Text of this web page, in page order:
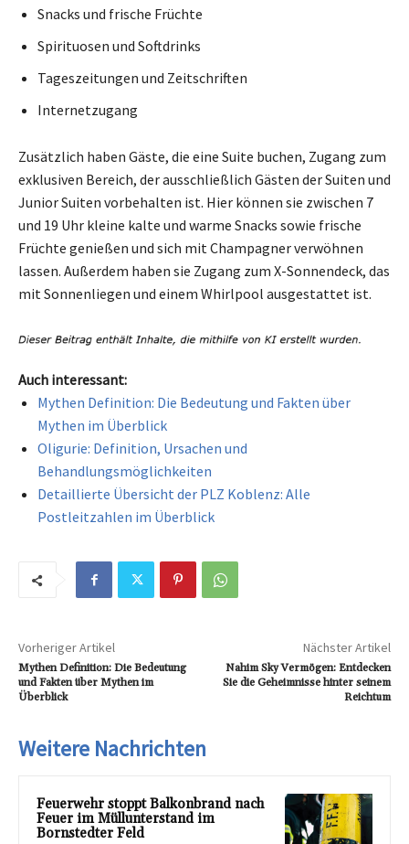
Snacks und frische Früchte
Spirituosen und Softdrinks
Tageszeitungen und Zeitschriften
Internetzugang
Zusätzlich haben Gäste, die eine Suite buchen, Zugang zum
exklusiven Bereich, der ausschließlich Gästen der Suiten und
Junior Suiten vorbehalten ist. Hier können sie zwischen 7
und 19 Uhr kleine kalte und warme Snacks sowie frische
Früchte genießen und sich mit Champagner verwöhnen
lassen. Außerdem haben sie Zugang zum X-Sonnendeck, das
mit Sonnenliegen und einem Whirlpool ausgestattet ist.
Auch interessant:
Mythen Definition: Die Bedeutung und Fakten über
Mythen im Überblick
Oligurie: Definition, Ursachen und
Behandlungsmöglichkeiten
Detaillierte Übersicht der PLZ Koblenz: Alle
Postleitzahlen im Überblick
Vorheriger Artikel
Mythen Definition: Die Bedeutung
und Fakten über Mythen im
Überblick
Nächster Artikel
Nahim Sky Vermögen: Entdecken
Sie die Geheimnisse hinter seinem
Reichtum
Weitere Nachrichten
Feuerwehr stoppt Balkonbrand nach
Feuer im Müllunterstand im
Bornstedter Feld